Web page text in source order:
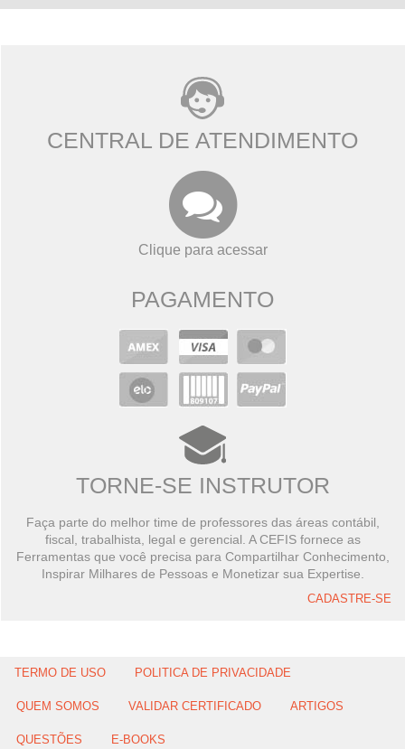
CENTRAL DE ATENDIMENTO
Clique para acessar
PAGAMENTO
TORNE-SE INSTRUTOR
Faça parte do melhor time de professores das áreas contábil,
fiscal, trabalhista, legal e gerencial. A CEFIS fornece as
Ferramentas que você precisa para Compartilhar Conhecimento,
Inspirar Milhares de Pessoas e Monetizar sua Expertise.
CADASTRE-SE
TERMO DE USO POLITICA DE PRIVACIDADE
QUEM SOMOS VALIDAR CERTIFICADO ARTIGOS
QUESTÕES E-BOOKS